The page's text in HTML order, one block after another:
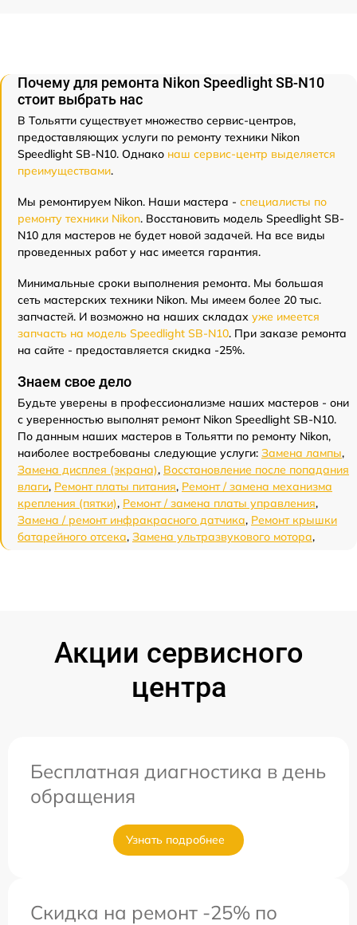
Почему для ремонта Nikon Speedlight SB-N10
стоит выбрать нас
В Тольятти существует множество сервис-центров,
предоставляющих услуги по ремонту техники Nikon
Speedlight SB-N10. Однако наш сервис-центр выделяется
преимуществами.
Мы ремонтируем Nikon. Наши мастера - специалисты по
ремонту техники Nikon. Восстановить модель Speedlight SB-
N10 для мастеров не будет новой задачей. На все виды
проведенных работ у нас имеется гарантия.
Минимальные сроки выполнения ремонта. Мы большая
сеть мастерских техники Nikon. Мы имеем более 20 тыс.
запчастей. И возможно на наших складах уже имеется
запчасть на модель Speedlight SB-N10. При заказе ремонта
на сайте - предоставляется скидка -25%.
Знаем свое дело
Будьте уверены в профессионализме наших мастеров - они
с уверенностью выполнят ремонт Nikon Speedlight SB-N10.
По данным наших мастеров в Тольятти по ремонту Nikon,
наиболее востребованы следующие услуги: Замена лампы,
Замена дисплея (экрана), Восстановление после попадания
влаги, Ремонт платы питания, Ремонт / замена механизма
крепления (пятки), Ремонт / замена платы управления,
Замена / ремонт инфракрасного датчика, Ремонт крышки
батарейного отсека, Замена ультразвукового мотора,
Акции сервисного
центра
Бесплатная диагностика в день
обращения
Узнать подробнее
Скидка на ремонт -25% по